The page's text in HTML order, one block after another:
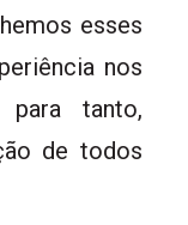
esses
nos
tanto,
de todos